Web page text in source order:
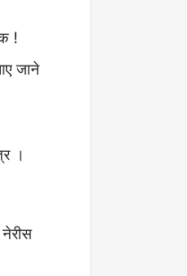
!
जाने
।